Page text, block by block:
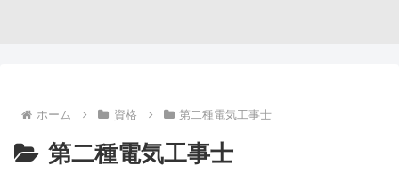
ホーム 資格 第二種電気工事士
第二種電気工事士